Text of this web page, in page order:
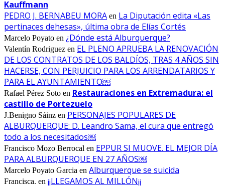
Kauffmann
PEDRO J. BERNABEU MORA en La Diputación edita «Las
pertinaces dehesas», última obra de Elías Cortés
Marcelo Poyato en ¿Dónde está Alburquerque?
Valentín Rodriguez en EL PLENO APRUEBA LA RENOVACIÓN
DE LOS CONTRATOS DE LOS BALDÍOS, TRAS 4 AÑOS SIN
HACERSE, CON PERJUICIO PARA LOS ARRENDATARIOS Y
PARA EL AYUNTAMIENTO￼
Rafael Pérez Soto en Restauraciones en Extremadura: el
castillo de Portezuelo
J.Benigno Sáinz en PERSONAJES POPULARES DE
ALBURQUERQUE: D. Leandro Sama, el cura que entregó
todo a los necesitados￼
Francisco Mozo Berrocal en EPPUR SI MUOVE. EL MEJOR DÍA
PARA ALBURQUERQUE EN 27 AÑOS￼
Marcelo Poyato Garcia en Alburquerque se suicida
Francisca. en ¡¡LLEGAMOS AL MILLÓN¡¡